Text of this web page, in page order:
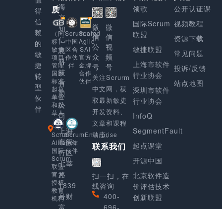
得
信
赖
的
敏
捷
转
型
伙
伴
海
享
知
信
息
科
技
有
限
公
司
上海
市闵
行区
七莘
路
1839
号财
富
质
（国
标）
敏捷
项目
管理
国家
标准
起草
单位
和起
草人
Scrum.org
中国
区合
作伙
伴
Scaled
Agile
SAI
官方
金牌
合作
伙伴
Scrum
Alliance
国际
Scrum
联盟
官方
授权
教育
机构
ScrumEnterprise
合作
伙伴
微
信
公
众
号
微
信
视
频
号
关注Scrurm
中文网，获
取最新敏捷
开发资料、
文章和课程
动态。
联系我们
扫一扫，在
线咨询
400-
领歌
国际Scrum
联盟
敏捷联盟
上海市软件
行业协会
深圳市软件
行业协会
InfoQ
SegmentFault
起点课堂
开源中国
北京软件造
价评估技术
创新联盟
公开认证课
视频教程
资源下载
常见问题
投诉/反馈
站点地图